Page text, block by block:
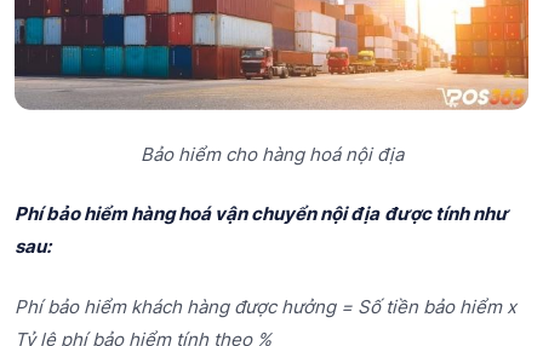
Bảo hiểm cho hàng hoá nội địa
Phí bảo hiểm hàng hoá vận chuyển nội địa được tính như
sau:
Phí bảo hiểm khách hàng được hưởng = Số tiền bảo hiểm x
Tỷ lệ phí bảo hiểm tính theo %